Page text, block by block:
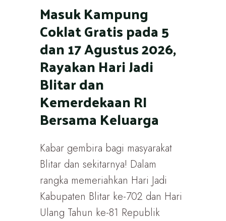
Masuk Kampung
Coklat Gratis pada 5
dan 17 Agustus 2026,
Rayakan Hari Jadi
Blitar dan
Kemerdekaan RI
Bersama Keluarga
Kabar gembira bagi masyarakat
Blitar dan sekitarnya! Dalam
rangka memeriahkan Hari Jadi
Kabupaten Blitar ke-702 dan Hari
Ulang Tahun ke-81 Republik